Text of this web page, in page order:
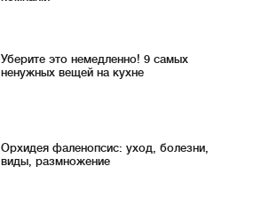
Уберите это немедленно! 9 самых
ненужных вещей на кухне
Орхидея фаленопсис: уход, болезни,
виды, размножение